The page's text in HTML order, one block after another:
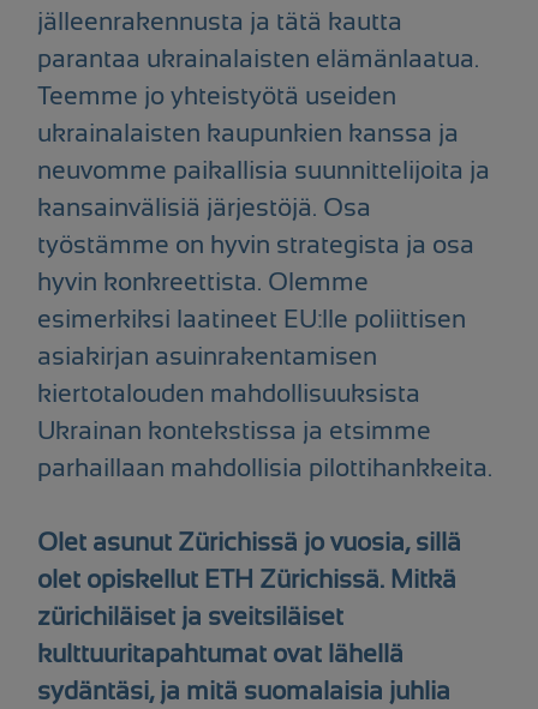
jälleenrakennusta ja tätä kautta
parantaa ukrainalaisten elämänlaatua.
Teemme jo yhteistyötä useiden
ukrainalaisten kaupunkien kanssa ja
neuvomme paikallisia suunnittelijoita ja
kansainvälisiä järjestöjä. Osa
työstämme on hyvin strategista ja osa
hyvin konkreettista. Olemme
esimerkiksi laatineet EU:lle poliittisen
asiakirjan asuinrakentamisen
kiertotalouden mahdollisuuksista
Ukrainan kontekstissa ja etsimme
parhaillaan mahdollisia pilottihankkeita.
Olet asunut Zürichissä jo vuosia, sillä
olet opiskellut ETH Zürichissä. Mitkä
zürichiläiset ja sveitsiläiset
kulttuuritapahtumat ovat lähellä
sydäntäsi, ja mitä suomalaisia juhlia